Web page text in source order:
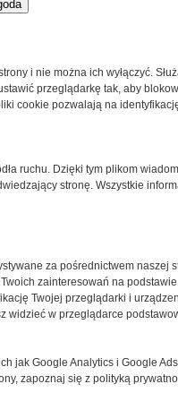
nr KRS:
146393437
Regulaminu.
do przechowywania
cookies stosujemy
poziomie,
potrzeb.
w Twoim
momencie możesz
dotyczących
i nie można ich wyłączyć.
przeglądarkę tak, aby
cookie pozwalają na
ruchu. Dzięki tym plikom
stronę. Wszystkie
za pośrednictwem naszej
zainteresowań na
Twojej przeglądarki i
widzieć w przeglądarce
jak Google Analytics i Google
zapoznaj się z polityką